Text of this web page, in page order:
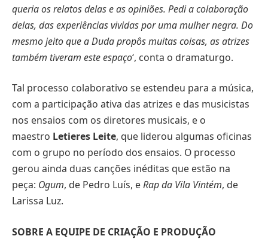
queria os relatos delas e as opiniões. Pedi a colaboração
delas, das experiências vividas por uma mulher negra. Do
mesmo jeito que a Duda propôs muitas coisas, as atrizes
também tiveram este espaço‘, conta o dramaturgo.
Tal processo colaborativo se estendeu para a música,
com a participação ativa das atrizes e das musicistas
nos ensaios com os diretores musicais, e o
maestro Letieres Leite, que liderou algumas oficinas
com o grupo no período dos ensaios. O processo
gerou ainda duas canções inéditas que estão na
peça: Ogum, de Pedro Luís, eRap da Vila Vintém, de
Larissa Luz.
SOBRE A EQUIPE DE CRIAÇÃO E PRODUÇÃO